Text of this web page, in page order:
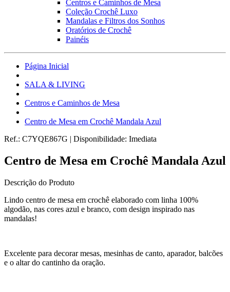
Centros e Caminhos de Mesa
Coleção Crochê Luxo
Mandalas e Filtros dos Sonhos
Oratórios de Crochê
Painéis
Página Inicial
SALA & LIVING
Centros e Caminhos de Mesa
Centro de Mesa em Crochê Mandala Azul
Ref.: C7YQE867G | Disponibilidade: Imediata
Centro de Mesa em Crochê Mandala Azul
Descrição do Produto
Lindo centro de mesa em crochê elaborado com linha 100%
algodão, nas cores azul e branco, com design inspirado nas
mandalas!
Excelente para decorar mesas, mesinhas de canto, aparador, balcões
e o altar do cantinho da oração.